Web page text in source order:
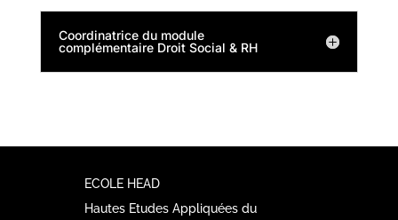
Coordinatrice du module
complémentaire Droit Social & RH
ECOLE HEAD
Hautes Etudes Appliquées du